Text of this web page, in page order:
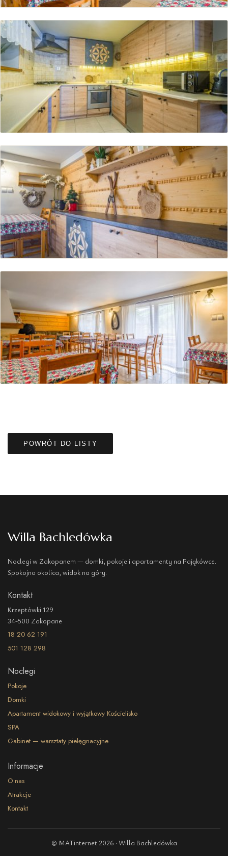
POWRÓT DO LISTY
Willa Bachledówka
Noclegi w Zakopanem — domki, pokoje i apartamenty na Pająkówce.
Spokojna okolica, widok na góry.
Kontakt
Krzeptówki 129
34-500 Zakopane
18 20 62 191
501 128 298
Noclegi
Pokoje
Domki
Apartament widokowy i wyjątkowy Kościelisko
SPA
Gabinet — warsztaty pielęgnacyjne
Informacje
O nas
Atrakcje
Kontakt
© MATinternet 2026 · Willa Bachledówka